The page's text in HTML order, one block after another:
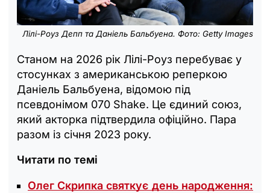
Лілі-Роуз Депп та Даніель Бальбуена. Фото: Getty Images
Станом на 2026 рік Лілі-Роуз перебуває у
стосунках з американською реперкою
Даніель Бальбуена, відомою під
псевдонімом 070 Shake. Це єдиний союз,
який акторка підтвердила офіційно. Пара
разом із січня 2023 року.
Читати по темі
Олег Скрипка святкує день народження: